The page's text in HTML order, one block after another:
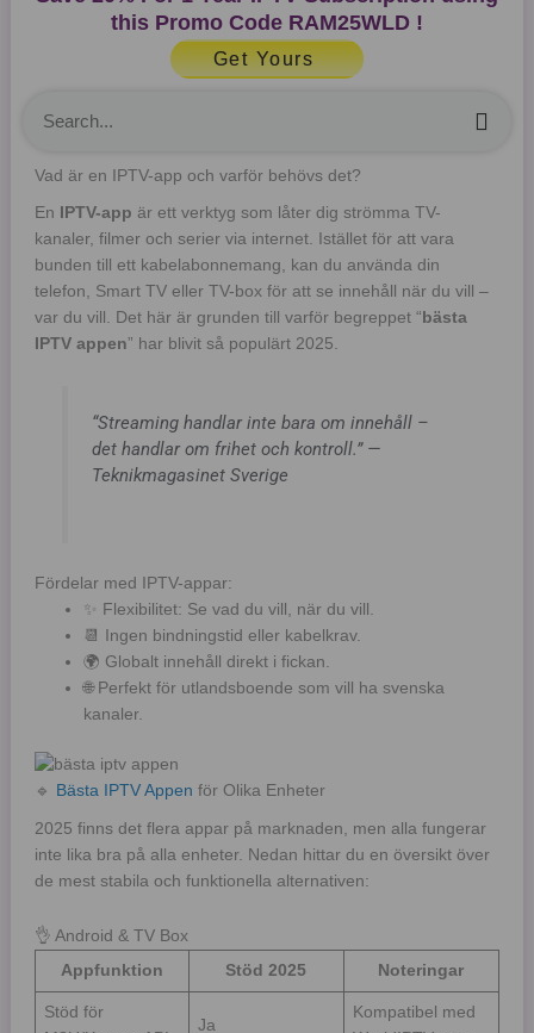
this Promo Code RAM25WLD !
Get Yours
Vad är en IPTV-app och varför behövs det?
En IPTV-app är ett verktyg som låter dig strömma TV-
kanaler, filmer och serier via internet. Istället för att vara
bunden till ett kabelabonnemang, kan du använda din
telefon, Smart TV eller TV-box för att se innehåll när du vill –
var du vill. Det här är grunden till varför begreppet “ bästa
IPTV appen” har blivit så populärt 2025.
“Streaming handlar inte bara om innehåll –
det handlar om frihet och kontroll.” —
Teknikmagasinet Sverige
Fördelar med IPTV-appar:
✨ Flexibilitet: Se vad du vill, när du vill.
📆 Ingen bindningstid eller kabelkrav.
🌍 Globalt innehåll direkt i fickan.
🌐 Perfekt för utlandsboende som vill ha svenska
kanaler.
🔹 Bästa IPTV Appen för Olika Enheter
2025 finns det flera appar på marknaden, men alla fungerar
inte lika bra på alla enheter. Nedan hittar du en översikt över
de mest stabila och funktionella alternativen:
👌 Android & TV Box
Appfunktion
Stöd 2025 Noteringar
Stöd för
Ja
Kompatibel med